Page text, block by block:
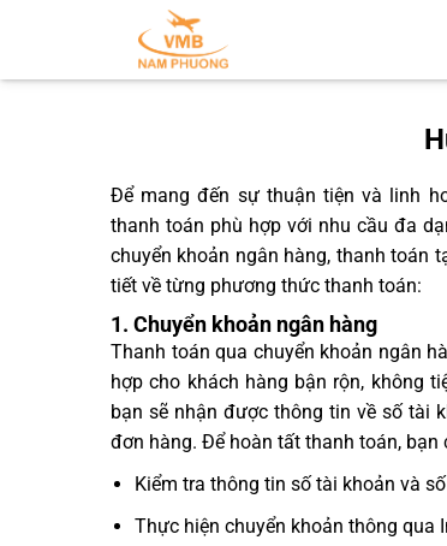
Để mang đến sự thuận tiện và linh
thanh toán phù hợp với nhu cầu đa
chuyển khoản ngân hàng, thanh toán
tiết về từng phương thức thanh toán:
1. Chuyển khoản ngân hàng
Thanh toán qua chuyển khoản ngân
hợp cho khách hàng bận rộn, không
bạn sẽ nhận được thông tin về số tài
đơn hàng. Để hoàn tất thanh toán, bạn
Kiểm tra thông tin số tài khoản và
Thực hiện chuyển khoản thông qua